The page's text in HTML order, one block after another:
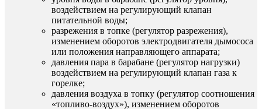
воздействием на регулирующий клапан
питательной воды;
разрежения в топке (регулятор разрежения),
изменением оборотов электродвигателя дымососа
или положения направляющего аппарата;
давления пара в барабане (регулятор нагрузки)
воздействием на регулирующий клапан газа к
горелке;
давления воздуха в топку (регулятор соотношения
«топливо-воздух»), изменением оборотов